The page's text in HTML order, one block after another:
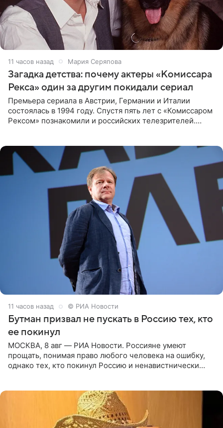
11 часов назад Мария Серяпова
Загадка детства: почему актеры «Комиссара
Рекса» один за другим покидали сериал
Премьера сериала в Австрии, Германии и Италии
состоялась в 1994 году. Спустя пять лет с «Комиссаром
Рексом» познакомили и российских телезрителей.
11 часов назад © РИА Новости
Бутман призвал не пускать в Россию тех, кто
ее покинул
МОСКВА, 8 авг — РИА Новости. Россияне умеют
прощать, понимая право любого человека на ошибку,
однако тех, кто покинул Россию и ненавистнически